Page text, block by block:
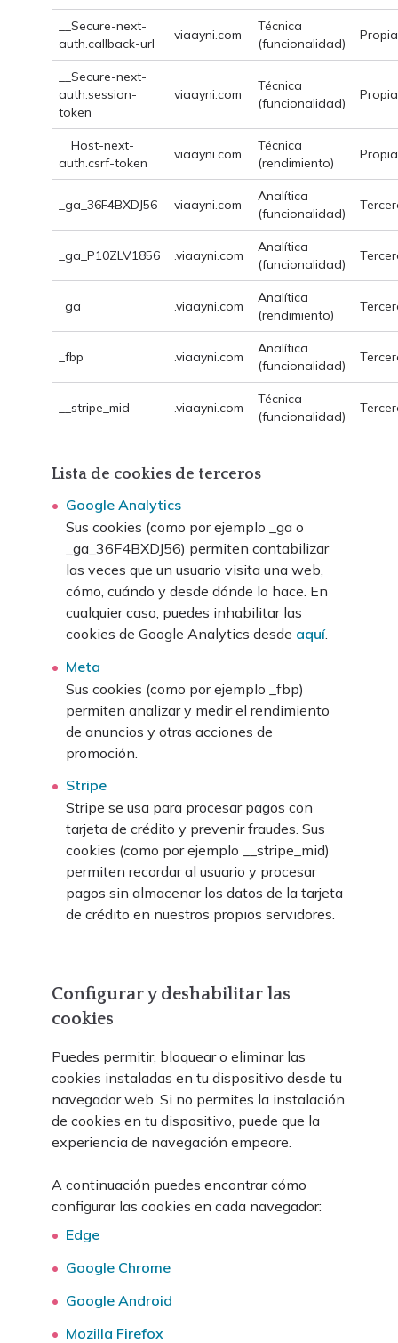
__Secure-next-
auth.callback-url
viaayni.com
Técnica
(funcionalidad)
Propia
__Secure-next-
auth.session-
token
viaayni.com
Técnica
(funcionalidad)
Propia
__Host-next-
auth.csrf-token
viaayni.com
Técnica
(rendimiento)
Propia
_ga_36F4BXDJ56 viaayni.com
Analítica
(funcionalidad)
_ga_P10ZLV1856 .viaayni.com
Analítica
(funcionalidad)
_ga .viaayni.com
Analítica
(rendimiento)
_fbp .viaayni.com
Analítica
(funcionalidad)
__stripe_mid .viaayni.com
Técnica
(funcionalidad)
Lista de cookies de terceros
Google Analytics
Sus cookies (como por ejemplo _ga o
_ga_36F4BXDJ56) permiten contabilizar
las veces que un usuario visita una web,
cómo, cuándo y desde dónde lo hace. En
cualquier caso, puedes inhabilitar las
cookies de Google Analytics desde aquí.
Meta
Sus cookies (como por ejemplo _fbp)
permiten analizar y medir el rendimiento
de anuncios y otras acciones de
promoción.
Stripe
Stripe se usa para procesar pagos con
tarjeta de crédito y prevenir fraudes. Sus
cookies (como por ejemplo __stripe_mid)
permiten recordar al usuario y procesar
pagos sin almacenar los datos de la tarjeta
de crédito en nuestros propios servidores.
Configurar y deshabilitar las
cookies
Puedes permitir, bloquear o eliminar las
cookies instaladas en tu dispositivo desde tu
navegador web. Si no permites la instalación
de cookies en tu dispositivo, puede que la
experiencia de navegación empeore.
A continuación puedes encontrar cómo
configurar las cookies en cada navegador:
Edge
Google Chrome
Google Android
Mozilla Firefox